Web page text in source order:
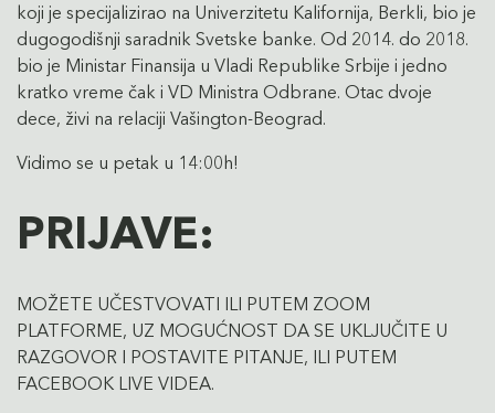
koji je specijalizirao na Univerzitetu Kalifornija, Berkli, bio je
dugogodišnji saradnik Svetske banke. Od 2014. do 2018.
bio je Ministar Finansija u Vladi Republike Srbije i jedno
kratko vreme čak i VD Ministra Odbrane. Otac dvoje
dece, živi na relaciji Vašington-Beograd.
Vidimo se u petak u 14:00h!
PRIJAVE:
MOŽETE UČESTVOVATI ILI PUTEM ZOOM
PLATFORME, UZ MOGUĆNOST DA SE UKLJUČITE U
RAZGOVOR I POSTAVITE PITANJE, ILI PUTEM
FACEBOOK LIVE VIDEA.